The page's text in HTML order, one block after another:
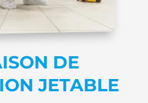
DE
JETABLE